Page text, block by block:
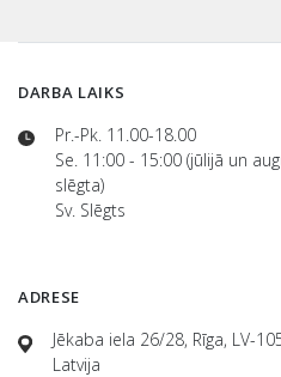
DARBA LAIKS
Pr.-Pk. 11.00-18.00
Se. 11:00 - 15:00 (jūlijā un
slēgta)
Sv. Slēgts
ADRESE
Jēkaba iela 26/28, Rīga, LV-
Latvija